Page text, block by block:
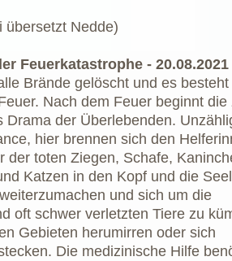
übersetzt Nedde)
Feuerkatastrophe - 20.08.2021
Brände gelöscht und es besteht
Nach dem Feuer beginnt die
Drama der Überlebenden.
hier brennen sich den
der toten Ziegen, Schafe,
Katzen in den Kopf und die
und sich um die
oft schwer verletzten Tiere zu
Gebieten herumirren oder sich
Die medizinische Hilfe